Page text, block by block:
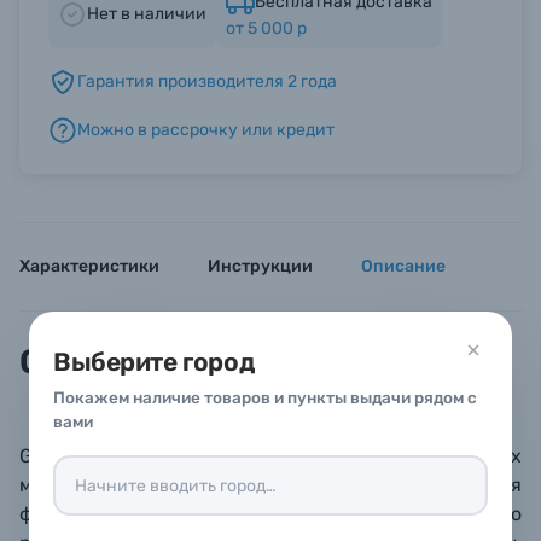
Выберите город
Покажем наличие товаров и пункты выдачи рядом с
вами
Б/У фототехника (Комиссионные товары)
Уценённые товары
Нет в наличии
от 5 000 р
Гарантия производителя 2 года
Можно в рассрочку или кредит
Характеристики Инструкции Описание
Описание
Godox VSA-GS3 – набор из 6 износостойких
металлических масок GOBO диаметром 86 мм для
формирования специального светотеневого